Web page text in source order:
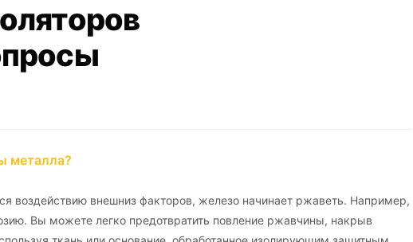
металла?
воздействию внешниз факторов, железо начинает ржаветь. Например,
Вы можете легко предотвратить повление ржавчины, накрыв